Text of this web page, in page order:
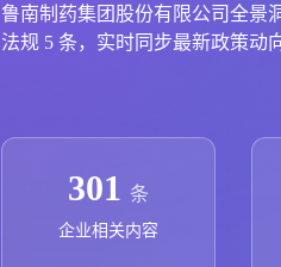
投资决策与交易估值
投融资
时讯
政策法规
药品生产企业
鲁南制药集团股份有限公司全景
法规 5 条，实时同步最新政策动
301 条
企业相关内容